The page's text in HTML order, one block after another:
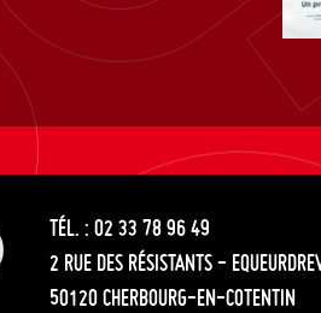
TÉL. : 02 33 78 96 49
2 RUE DES RÉSISTANTS -
50120 CHERBOURG-EN-COTENTIN